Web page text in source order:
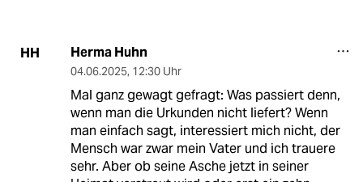
HH Herma Huhn
04.06.2025, 12:30 Uhr
Mal ganz gewagt gefragt: Was passiert denn,
wenn man die Urkunden nicht liefert? Wenn
man einfach sagt, interessiert mich nicht, der
Mensch war zwar mein Vater und ich trauere
sehr. Aber ob seine Asche jetzt in seiner